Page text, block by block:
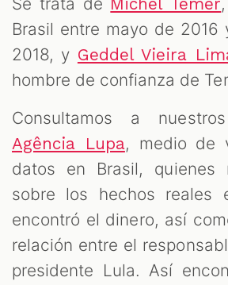
Michel Temer
Brasil entre mayo de 2016
2018, y Geddel Vieira
hombre de confianza de
Consultamos a
Agência Lupa, medio de
datos en Brasil, quienes
sobre los hechos reales
encontró el dinero, así
relación entre el
presidente Lula. Así